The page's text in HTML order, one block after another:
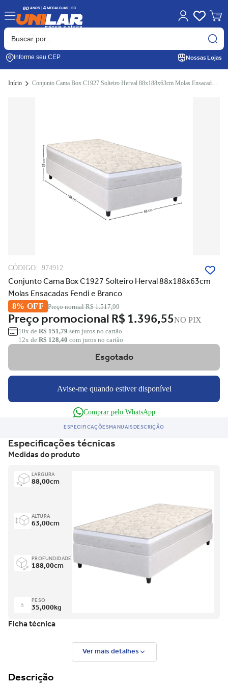
Informe seu CEP Nossas Lojas
Início Conjunto Cama Box C1927 Solteiro Herval 88x188x63cm Molas Ensacadas Fendi e Branco
CÓDIGO: 974912
Conjunto Cama Box C1927 Solteiro Herval 88x188x63cm
Molas Ensacadas Fendi e Branco
8% OFF Preço normalR$ 1.517,99
Preço promocionalR$ 1.396,55NO PIX
10x de R$ 151,79 sem juros no cartão
12x de R$ 128,40 com juros no cartão
Esgotado
Avise-me quando estiver disponível
Comprar pelo WhatsApp
ESPECIFICAÇÕESMANUAISDESCRIÇÃO
Especificações técnicas
Medidas do produto
LARGURA
88,00cm
ALTURA
63,00cm
PROFUNDIDADE
188,00cm
PESO
35,000kg
Ficha técnica
Ver mais detalhes
Descrição